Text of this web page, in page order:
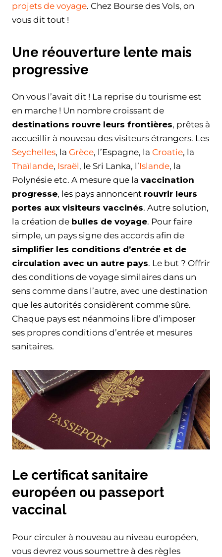
projets de voyage. Chez Bourse des Vols, on
vous dit tout !
Une réouverture lente mais
progressive
On vous l’avait dit ! La reprise du tourisme est
en marche ! Un nombre croissant de
destinations rouvre leurs frontières, prêtes à
accueillir à nouveau des visiteurs étrangers. Les
Seychelles, la Grèce, l’Espagne, la Croatie, la
Thaïlande, Israël, le Sri Lanka, l’Islande, la
Polynésie etc. A mesure que la vaccination
progresse, les pays annoncent rouvrir leurs
portes aux visiteurs vaccinés. Autre solution,
la création de bulles de voyage. Pour faire
simple, un pays signe des accords afin de
simplifier les conditions d’entrée et de
circulation avec un autre pays. Le but ? Offrir
des conditions de voyage similaires dans un
sens comme dans l’autre, avec une destination
que les autorités considèrent comme sûre.
Chaque pays est néanmoins libre d’imposer
ses propres conditions d’entrée et mesures
sanitaires.
Le certificat sanitaire
européen ou passeport
vaccinal
Pour circuler à nouveau au niveau européen,
vous devrez vous soumettre à des règles